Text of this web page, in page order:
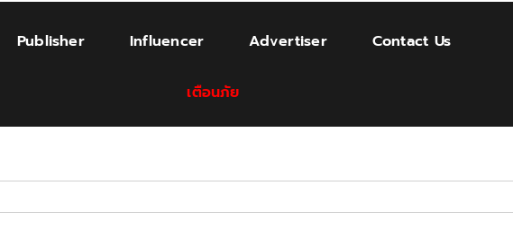
Publisher Influencer Advertiser Contact Us
เตือนภัย